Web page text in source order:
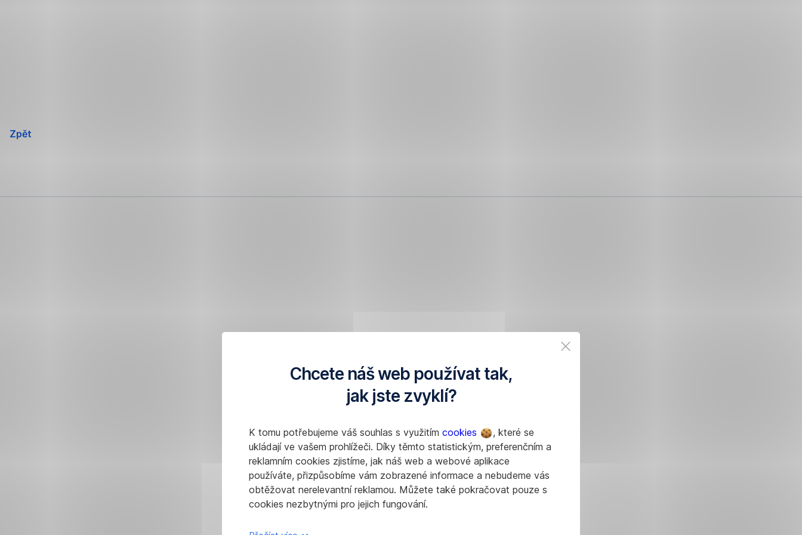
Chcete náš web používat tak,
jak jste zvyklí?
K tomu potřebujeme váš souhlas s využitím cookies
, které se
ukládají ve vašem prohlížeči. Díky těmto statistickým, preferenčním a
reklamním cookies zjistíme, jak náš web a webové aplikace
používáte, přizpůsobíme vám zobrazené informace a nebudeme vás
obtěžovat nerelevantní reklamou. Můžete také pokračovat pouze s
cookies nezbytnými pro jejich fungování.
Zpět